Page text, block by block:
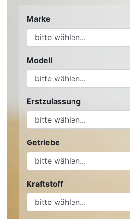
Marke
Modell
Erstzulassung
Getriebe
Kraftstoff